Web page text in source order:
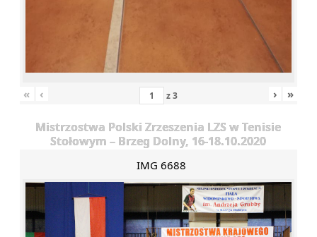
« ‹ z3 › »
Mistrzostwa Polski Zrzeszenia LZS w Tenisie
Stołowym – Brzeg Dolny, 16-18.10.2020
IMG 6688